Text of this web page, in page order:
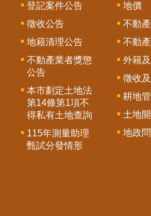
登記案件公告
徵收公告
地籍清理公告
不動產業者獎懲
公告
本市劃定土地法
第14條第1項不
得私有土地查詢
115年測量助理
甄試分發情形
地價
不動
不動
外籍
徵收
耕地
土地
地政